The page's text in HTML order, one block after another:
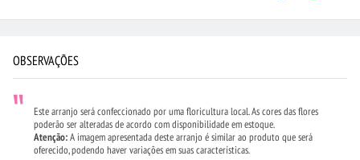
OBSERVAÇÕES
Este arranjo será confeccionado por uma floricultura local. As cores das flores
poderão ser alteradas de acordo com disponibilidade em estoque.
Atenção:A imagem apresentada deste arranjo é similar ao produto que será
oferecido, podendo haver variações em suas características.